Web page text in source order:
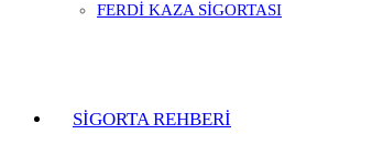
FERDİ KAZA SİGORTASI
SİGORTA REHBERİ